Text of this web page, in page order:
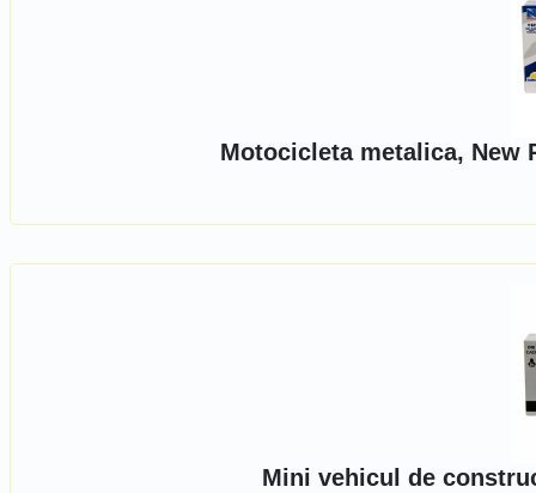
Motocicleta metalica, New
Mini vehicul de